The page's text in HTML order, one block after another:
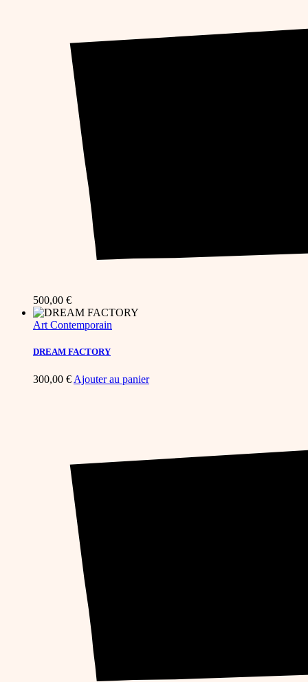
500,00 €
Art Contemporain
DREAM FACTORY
300,00 € Ajouter au panier